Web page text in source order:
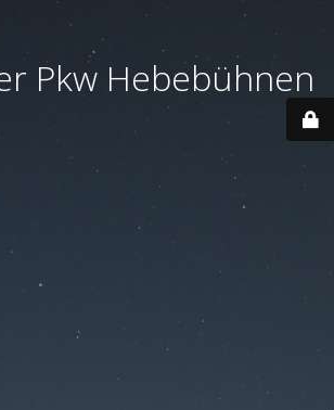
Pkw Hebebühnen